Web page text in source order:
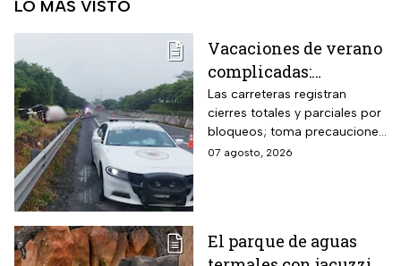
LO MÁS VISTO
Vacaciones de verano
complicadas:
Carreteras cerradas
por bloqueos y fuertes
accidentes hoy
viernes 7 de agosto
Las carreteras registran
cierres totales y parciales por
bloqueos; toma precauciones
si viajas en estas vacaciones
07 agosto, 2026
El parque de aguas